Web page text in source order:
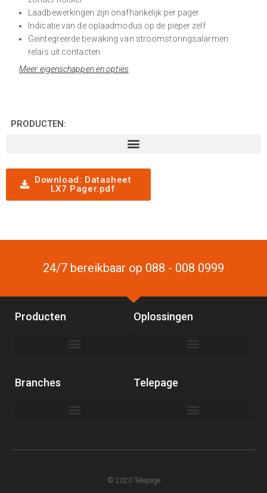
Laadbewerkingen zijn onafhankelijk per pager
Indicatie van de oplaadmodus op de pieper zelf
Geïntegreerde bewaking van stroomstoringsalarmen
relais uit contacten
Meer eigenschappen en opties
PRODUCTEN:
Download: Datasheet
LX7 Pager.pdf
24/7 bereikbaar op 088 - 008 0999
Producten Oplossingen
Branches Telepage
© 2020 Telepage